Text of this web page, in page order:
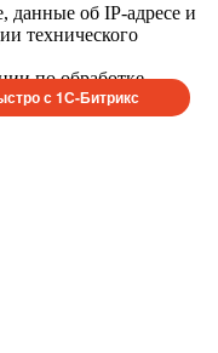
данные об IP-адресе и
технического
по обработке
с 1С-Битрикс